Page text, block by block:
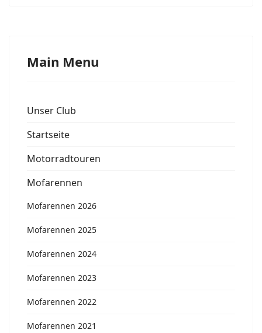
Main Menu
Unser Club
Startseite
Motorradtouren
Mofarennen
Mofarennen 2026
Mofarennen 2025
Mofarennen 2024
Mofarennen 2023
Mofarennen 2022
Mofarennen 2021